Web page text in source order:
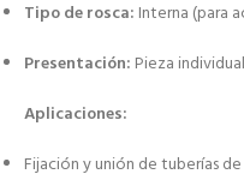
Tipo de rosca: Interna (para
Presentación: Pieza individual
Aplicaciones:
Fijación y unión de tuberías